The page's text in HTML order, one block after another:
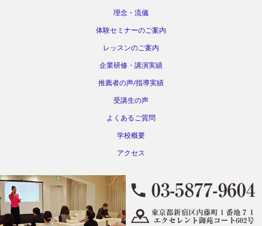
理念・流儀
体験セミナーのご案内
レッスンのご案内
企業研修・講演実績
推薦者の声/指導実績
受講生の声
よくあるご質問
学校概要
アクセス